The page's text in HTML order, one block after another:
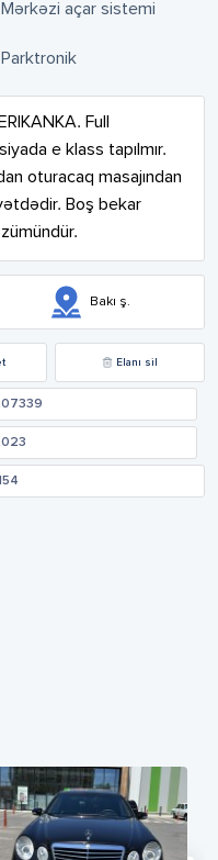
Mərkəzi açar sistemi
Parktronik
Full
e klass tapılmır.
oturacaq masajından
Boş bekar
Bakı ş.
Elanı sil